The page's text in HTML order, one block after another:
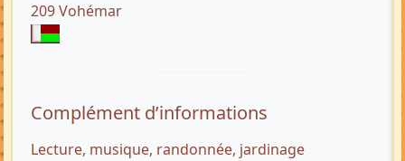
209 Vohémar
Complément d’informations
Lecture, musique, randonnée, jardinage